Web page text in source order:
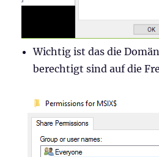
Wichtig ist das die
berechtigt sind auf die